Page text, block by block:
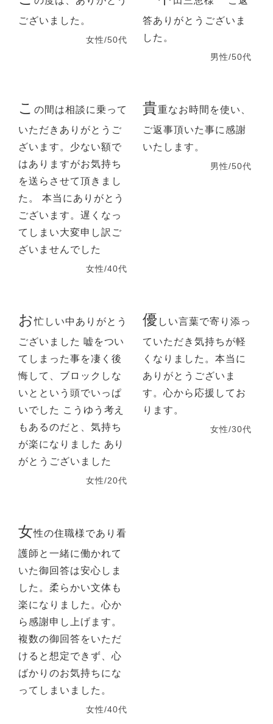
ございました。
女性/50代
答ありがとうございま
した。
男性/50代
こ の間は相談に乗って
いただきありがとうご
ざいます。少ない額で
はありますがお気持ち
を送らさせて頂きまし
た。 本当にありがとう
ございます。遅くなっ
てしまい大変申し訳ご
ざいませんでした
女性/40代
貴重なお時間を使い、
ご返事頂いた事に感謝
いたします。
男性/50代
お忙しい中ありがとう
ございました 嘘をつい
てしまった事を凄く後
悔して、ブロックしな
いとという頭でいっぱ
いでした こうゆう考え
もあるのだと、気持ち
が楽になりました あり
がとうございました
女性/20代
優 しい言葉で寄り添っ
ていただき気持ちが軽
くなりました。本当に
ありがとうございま
す。心から応援してお
ります。
女性/30代
女性の住職様であり看
護師と一緒に働かれて
いた御回答は安心しま
した。柔らかい文体も
楽になりました。心か
ら感謝申し上げます。
複数の御回答をいただ
けると想定できず、心
ばかりのお気持ちにな
ってしまいました。
女性/40代